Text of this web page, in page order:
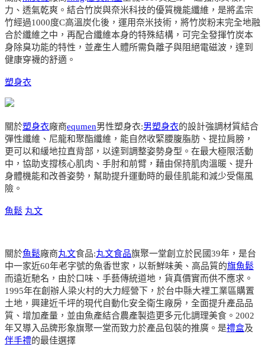
力、透氣乾爽。結合竹炭與奈米科技的優質機能纖維，是將孟宗
竹經過1000度C高溫炭化後，運用奈米技術，將竹炭粉末完全地融
合於纖維之中，再配合纖維本身的特殊結構，可完全發揮竹炭本
身除臭功能的特性，並產生人體所需負離子與阻絕電磁波，達到
健康穿襪的舒適。
塑身衣
關於塑身衣廠商equmen男性塑身衣:男塑身衣的設計強調材質結合
彈性纖維、尼龍和聚酯纖維，能自然收緊腰腹脂肪、提拉肩膀，
更可以和緩地拉直背部，以達到調整姿勢身型。在最大極限活動
中，協助支撐核心肌肉、手肘和前臂，藉由保持肌肉溫暖、提升
身體機能和改善姿勢，幫助提升運動時的最佳肌能和減少受傷風
險。
魚鬆 丸文
關於魚鬆廠商丸文食品:丸文食品旗聚一堂創立於民國39年，是台
中一家近60年老字號的魚香世家，以新鮮味美、高品質的旗魚鬆
而遠近馳名，由於口味、手藝傳統道地，貨真價實而供不應求。
1995年在創辦人梁火村的大力經營下，於台中縣大裡工業區購置
土地，興建近千坪的現代自動化安全衛生廠房，全面提升產品品
質、增加產量，並由魚產結合農產製造更多元化調理美食。2002
年又導入品牌形象旗聚一堂而致力於產品包裝的推廣。是禮盒及
伴手禮的最佳選擇